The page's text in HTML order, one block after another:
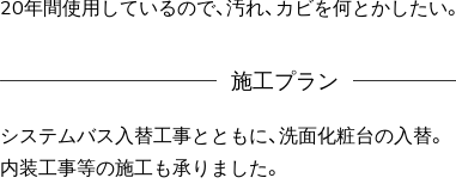
20年間使用しているので、汚れ、カビを何とかしたい。
施工プラン
システムバス入替工事とともに、洗面化粧台の入替。
内装工事等の施工も承りました。